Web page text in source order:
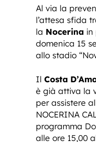
Al via la
l’attesa sfida
la Nocerina in
domenica 15
allo stadio
Il Costa
è già attiva la
per assistere
NOCERINA
programma
alle ore 15,00